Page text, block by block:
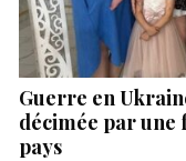
Guerre en
décimée par une
pays